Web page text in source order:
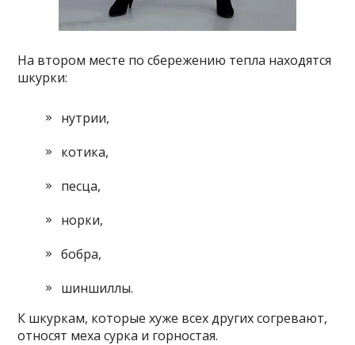
На втором месте по сбережению тепла находятся
шкурки:
нутрии,
котика,
песца,
норки,
бобра,
шиншиллы.
К шкуркам, которые хуже всех других согревают,
относят меха сурка и горностая.